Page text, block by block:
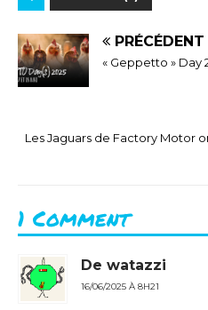
PRÉCÉDENT
« Geppetto » Day
Les Jaguars de Factory Motor
1 Comment
De watazzi
16/06/2025 À 8H21